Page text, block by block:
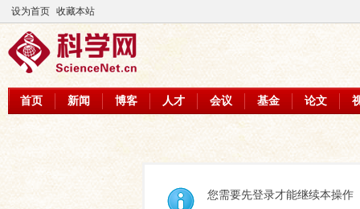
设为首页 收藏本站
首页 新闻 博客 人才 会议 基金 论文
您需要先登录才能继续本操作